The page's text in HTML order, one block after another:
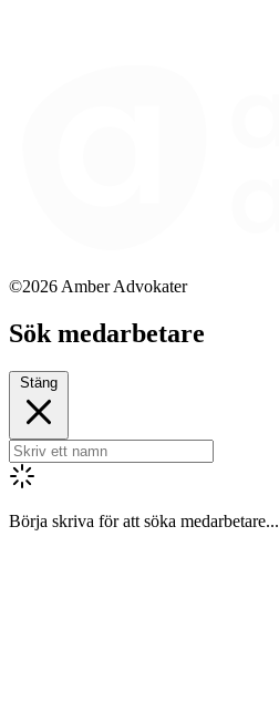
©2026 Amber Advokater
Sök medarbetare
Stäng
Börja skriva för att söka medarbetare...